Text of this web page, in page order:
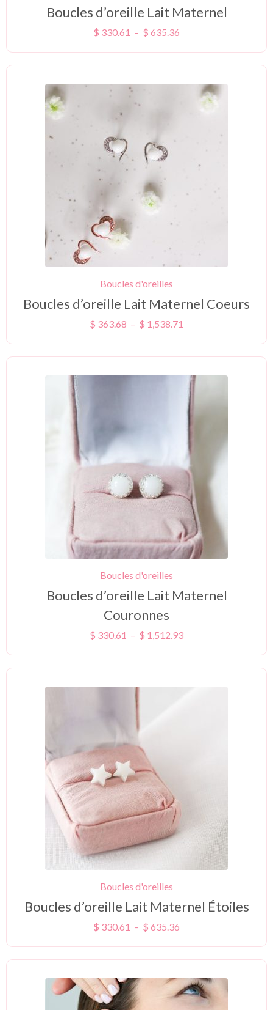
Boucles d’oreille Lait Maternel
$ 330.61 – $ 635.36
Boucles d'oreilles
Boucles d’oreille Lait Maternel Coeurs
$ 363.68 – $ 1,538.71
Boucles d'oreilles
Boucles d’oreille Lait Maternel
Couronnes
$ 330.61 – $ 1,512.93
Boucles d'oreilles
Boucles d’oreille Lait Maternel Étoiles
$ 330.61 – $ 635.36